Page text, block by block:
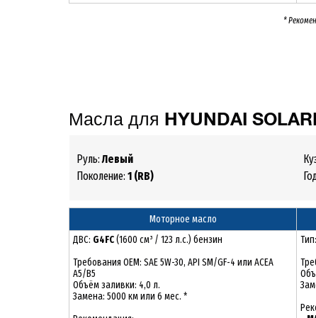
*
Масла для HYUNDAI
Руль:Левый
Поколение: 1 (RB)
Моторное масло
ДВС: G4FC(1600 см³ / 123 л.с.) бензин
Требования ОЕМ: SAE 5W-30, API SM/GF-4 или ACEA
A5/B5
Объём заливки: 4,0 л.
Замена: 5000 км или 6 мес. *
Тип: